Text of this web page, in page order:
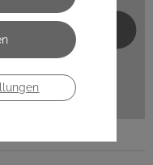
HANDCREMEN